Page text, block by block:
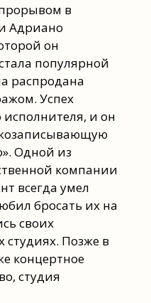
в
Адриано
он
популярной
распродана
Успех
и он
Одной из
компании
всегда умел
бросать их на
своих
Позже в
концертное
студия